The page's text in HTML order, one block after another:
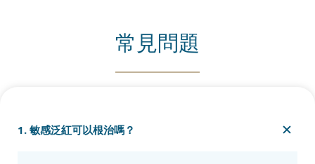
常見問題
1. 敏感泛紅可以根治嗎？